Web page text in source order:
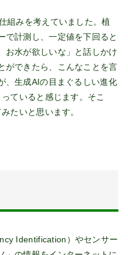
組みを考えていました。植
で計測し、一定値を下回ると
お水が欲しいな」と話しかけ
ができたら、こんなことを言
、生成AIの目まぐるしい進化
ていると感じます。そこ
たいと思います。
Identification）やセンサー